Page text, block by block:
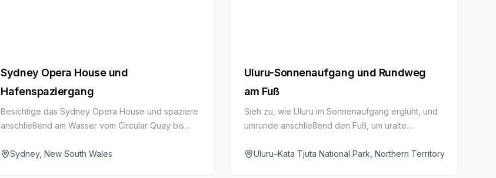
Sydney Opera House und
Hafenspaziergang
Besichtige das Sydney Opera House und spaziere
anschließend am Wasser vom Circular Quay bis
perfekte Mischung aus Architektur, Kunst und
Sydney, New South Wales
Uluru-Sonnenaufgang und Rundweg
am Fuß
Sieh zu, wie Uluru im Sonnenaufgang erglüht, und
umrunde anschließend den Fuß, um uralte
Eine kraftvolle Begegnung mit Australiens Rotem
Uluru–Kata Tjuta National Park, Northern Territory